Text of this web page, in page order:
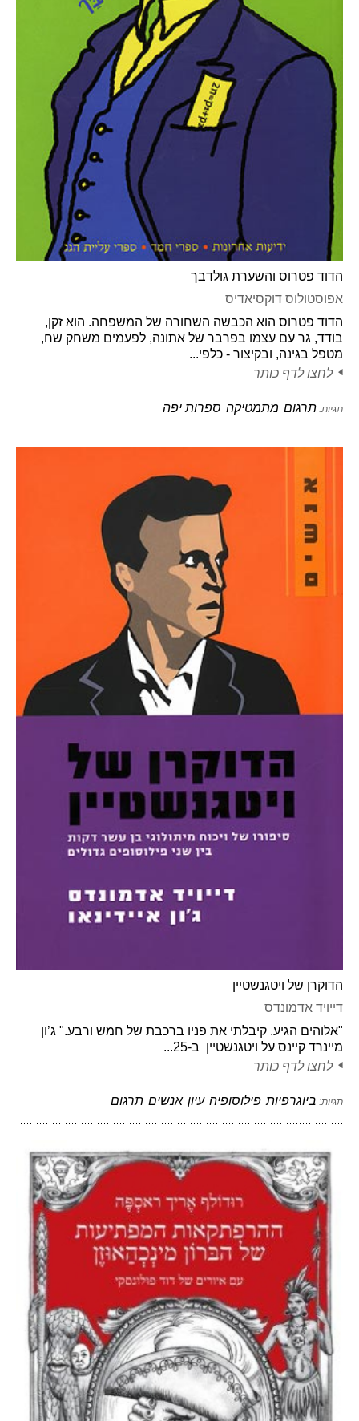
הדוד פטרוס והשערת גולדבך
אפוסטולוס דוקסיאדיס
הדוד פטרוס הוא הכבשה השחורה של המשפחה. הוא זקן,
בודד, גר עם עצמו בפרבר של אתונה, לפעמים משחק שח,
מטפל בגינה, ובקיצור - כלפי...
לחצו לדף כותר
תגיות: תרגום מתמטיקה ספרות יפה
הדוקרן של ויטגנשטיין
דייויד אדמונדס
"אלוהים הגיע. קיבלתי את פניו ברכבת של חמש ורבע." ג’ון
מיינרד קיינס על ויטגנשטיין ב-25...
לחצו לדף כותר
תגיות: ביוגרפיות פילוסופיה עיון אנשים תרגום